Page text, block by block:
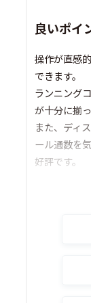
良いポイ
操作が直感
できます。
ランニング
が十分に揃
また、ディ
ール通数を
好評です。